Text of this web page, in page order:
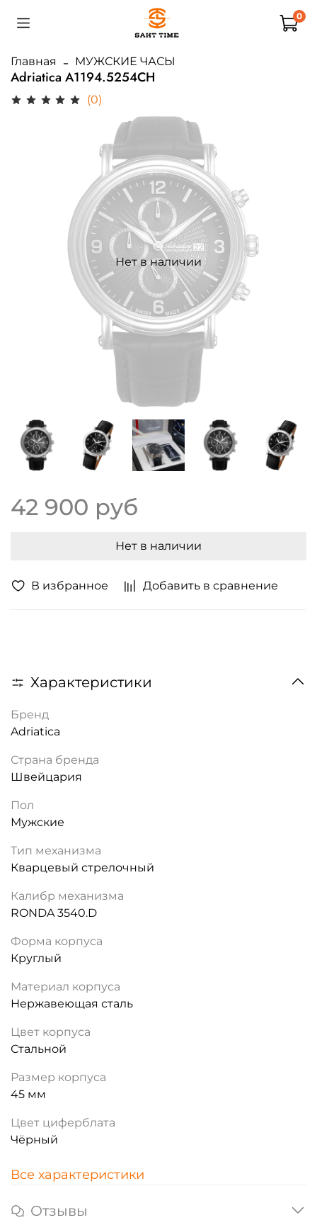
0
Главная МУЖСКИЕ ЧАСЫ
Adriatica A1194.5254CH
(0)
В избранное Добавить в сравнение
Нет в наличии
42 900 руб
Нет в наличии
Характеристики
Бренд
Adriatica
Страна бренда
Швейцария
Пол
Мужские
Тип механизма
Кварцевый стрелочный
Калибр механизма
RONDA 3540.D
Форма корпуса
Круглый
Материал корпуса
Нержавеющая сталь
Цвет корпуса
Стальной
Размер корпуса
45 мм
Цвет циферблата
Чёрный
Все характеристики
Отзывы